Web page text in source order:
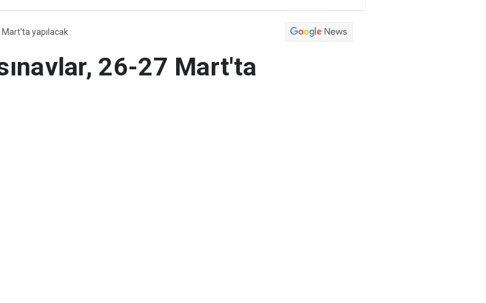
Mart'ta yapılacak
26-27 Mart'ta